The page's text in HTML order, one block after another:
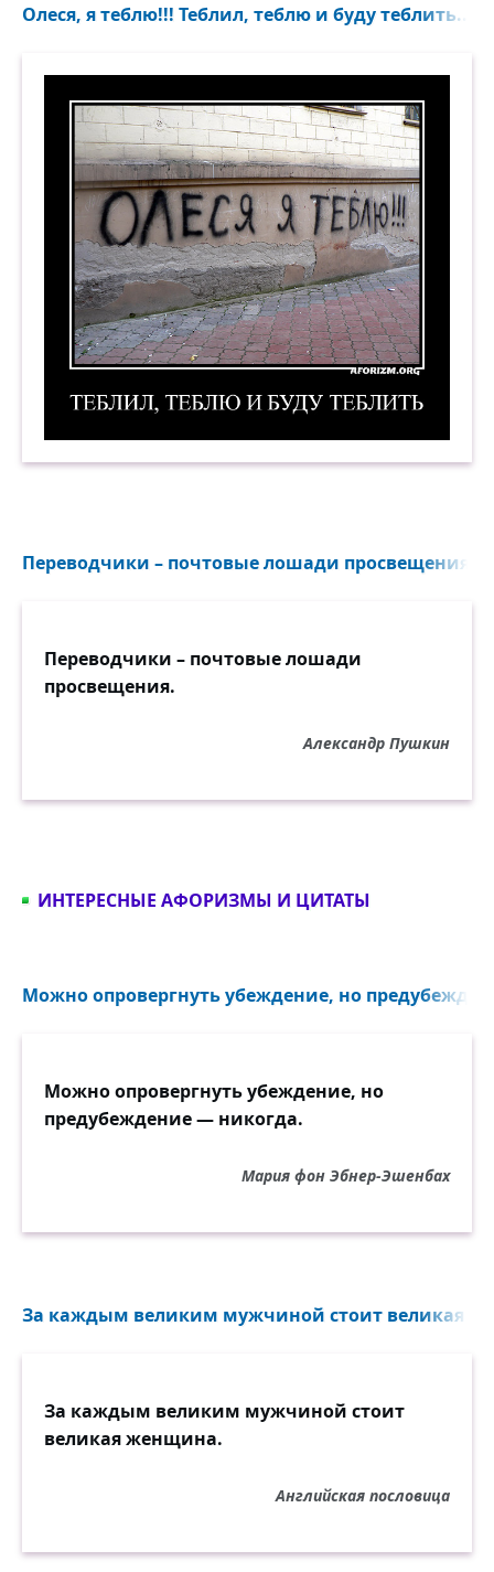
Олеся, я теблю!!! Теблил, теблю и буду теблить...
Переводчики – почтовые лошади просвещения...
Переводчики – почтовые лошади
просвещения.
Александр Пушкин
ИНТЕРЕСНЫЕ АФОРИЗМЫ И ЦИТАТЫ
Можно опровергнуть убеждение, но
Можно опровергнуть убеждение, но
предубеждение — никогда.
Мария фон Эбнер-Эшенбах
За каждым великим мужчиной стоит великая
За каждым великим мужчиной стоит
великая женщина.
Английская пословица